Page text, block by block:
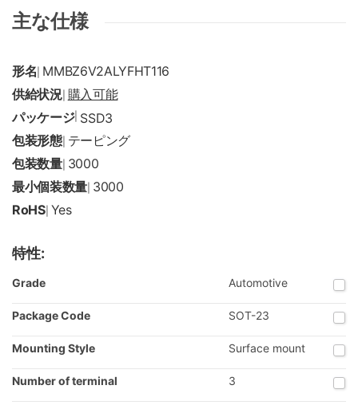
主な仕様
形名 MMBZ6V2ALYFHT116
供給状況| 購入可能
パッケージ| SSD3
包装形態| テーピング
包装数量| 3000
最小個装数量 3000
RoHS| Yes
特性:
Grade Automotive
Package Code SOT-23
Mounting Style Surface mount
Number of terminal 3